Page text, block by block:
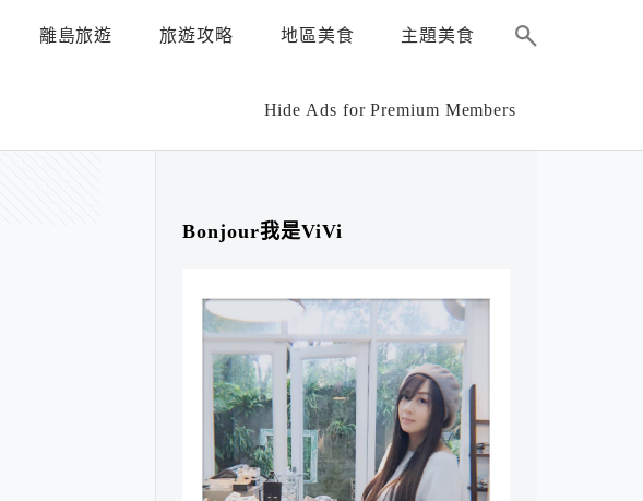
離島旅遊 旅遊攻略 地區美食 主題美食
Hide Ads for Premium Members
Bonjour我是ViVi